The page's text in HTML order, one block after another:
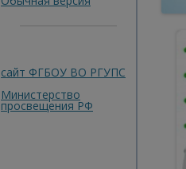
сайт ФГБОУ ВО РГУПС
Министерство
просвещения РФ